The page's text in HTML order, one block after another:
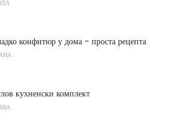
конфитюр у дома - проста рецепта
кухненски комплект